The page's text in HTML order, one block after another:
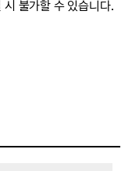
시 불가할 수 있습니다.